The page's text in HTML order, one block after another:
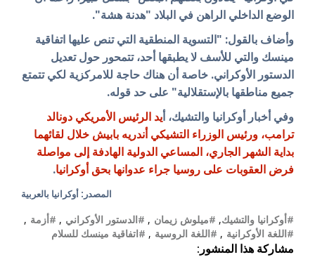
الوضع الداخلي الراهن في البلاد "هدنة هشة".
وأضاف بالقول: "التسوية المنطقية التي تنص عليها اتفاقية
مينسك والتي للأسف لا يطبقها أحد، تتمحور حول تعديل
الدستور الأوكراني. خاصة أن هناك حاجة للامركزية لكي تتمتع
جميع مناطقها بالإستقلالية" على حد قوله.
وفي أخبار أوكرانيا والتشيك، أيد الرئيس الأمريكي دونالد
ترامب، ورئيس الوزراء التشيكي أندريه بابيش خلال لقائهما
بداية الشهر الجاري، المساعي الدولية الهادفة إلى مواصلة
فرض العقوبات على روسيا جراء عدوانها بحق أوكرانيا.
المصدر: أوكرانيا بالعربية
#أوكرانيا والتشيك, #ميلوش زيمان , #الدستور الأوكراني , #أزمة ,
#اللغة الأوكرانية , #اللغة الروسية , #اتفاقية مينسك للسلام
مشاركة هذا المنشور: